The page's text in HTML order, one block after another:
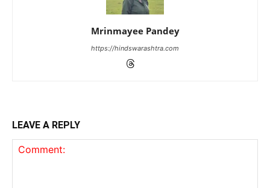
Mrinmayee Pandey
https://hindswarashtra.com
LEAVE A REPLY